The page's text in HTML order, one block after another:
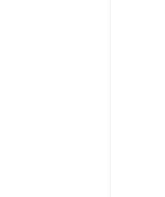
Kuş